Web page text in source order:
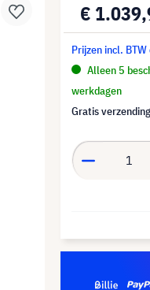
€
Prijzen incl.
Alleen 5
werkdagen
Gratis